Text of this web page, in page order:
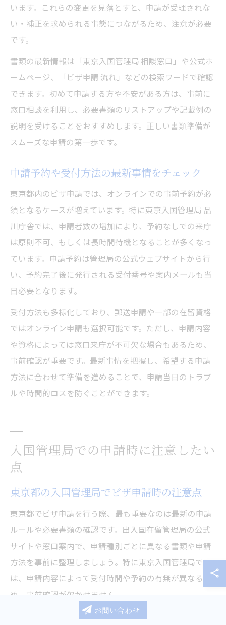
います。これらの変更を見落とすと、申請が受理されな
い・補正を求められる事態につながるため、注意が必要
です。
書類の最新情報は「東京入国管理局 相談窓口」や公式ホ
ームページ、「ビザ申請 流れ」などの検索ワードで確認
できます。初めて申請する方や不安がある方は、事前に
窓口相談を利用し、必要書類のリストアップや記載例の
説明を受けることをおすすめします。正しい書類準備が
スムーズな申請の第一歩です。
申請予約や受付方法の最新事情をチェック
東京都内のビザ申請では、オンラインでの事前予約が必
須となるケースが増えています。特に東京入国管理局 品
川庁舎では、申請者数の増加により、予約なしでの来庁
は原則不可、もしくは長時間待機となることが多くなっ
ています。申請予約は管理局の公式ウェブサイトから行
い、予約完了後に発行される受付番号や案内メールも当
日必要となります。
受付方法も多様化しており、郵送申請や一部の在留資格
ではオンライン申請も選択可能です。ただし、申請内容
や資格によっては窓口来庁が不可欠な場合もあるため、
事前確認が重要です。最新事情を把握し、希望する申請
方法に合わせて準備を進めることで、申請当日のトラブ
ルや時間的ロスを防ぐことができます。
入国管理局での申請時に注意したい
点
東京都の入国管理局でビザ申請時の注意点
東京都でビザ申請を行う際、最も重要なのは最新の申請
ルールや必要書類の確認です。出入国在留管理局の公式
サイトや窓口案内で、申請種別ごとに異なる書類や申請
方法を事前に整理しましょう。特に東京入国管理局で
は、申請内容によって受付時間や予約の有無が異なるた
め、事前確認が欠かせません。
例えば、就労ビザや家族滞在ビザ申請では、追加書類や
お問い合わせ